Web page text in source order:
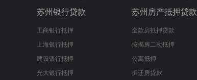
苏州银行贷款
工商银行抵押
上海银行抵押
建设银行抵押
光大银行抵押
苏州房产抵押贷款
全款房抵押贷款
按揭房二次抵押
公寓抵押
拆迁房贷款